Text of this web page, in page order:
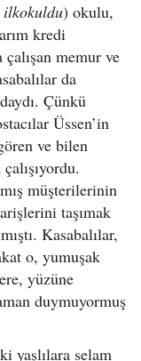
ilkokuldu) okulu,
kredi
memur ve
da
Çünkü
Üssen’in
ve bilen
müşterilerinin
taşımak
Kasabalılar,
o, yumuşak
yüzüne
duymuyormuş
yaşlılara selam